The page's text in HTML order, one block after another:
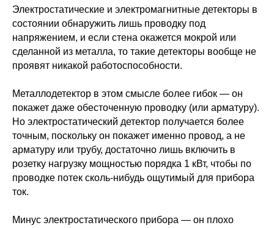
Электростатические и электромагнитные детекторы в
состоянии обнаружить лишь проводку под
напряжением, и если стена окажется мокрой или
сделанной из металла, то такие детекторы вообще не
проявят никакой работоспособности.
Металлодетектор в этом смысле более гибок — он
покажет даже обесточенную проводку (или арматуру).
Но электростатический детектор получается более
точным, поскольку он покажет именно провод, а не
арматуру или трубу, достаточно лишь включить в
розетку нагрузку мощностью порядка 1 кВт, чтобы по
проводке потек сколь-нибудь ощутимый для прибора
ток.
Минус электростатического прибора — он плохо